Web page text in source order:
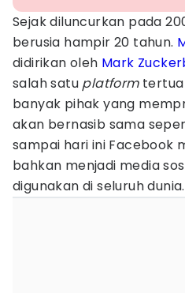
Sejak diluncurkan pada
berusia hampir 20 tahun.
didirikan oleh Mark
salah satu platformtertua
banyak pihak yang
akan bernasib sama
sampai hari ini Facebook
bahkan menjadi media
digunakan di seluruh dunia.